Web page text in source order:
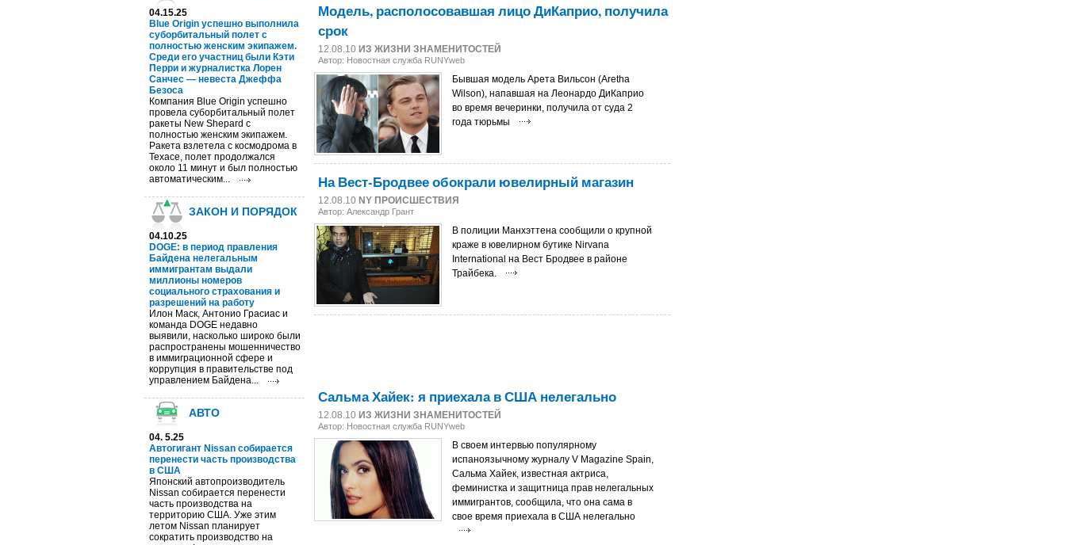
04.15.25
Blue Origin успешно выполнила
суборбитальный полет с
полностью женским экипажем.
Среди его участниц были Кэти
Перри и журналистка Лорен
Санчес — невеста Джеффа
Безоса
Компания Blue Origin успешно
провела суборбитальный полет
ракеты New Shepard с
полностью женским экипажем.
Ракета взлетела с космодрома в
Техасе, полет продолжался
около 11 минут и был полностью
автоматическим...
ЗАКОН И ПОРЯДОК
04.10.25
DOGE: в период правления
Байдена нелегальным
иммигрантам выдали
миллионы номеров
социального страхования и
разрешений на работу
Илон Маск, Антонио Грасиас и
команда DOGE недавно
выявили, насколько широко были
распространены мошенничество
в иммиграционной сфере и
коррупция в правительстве под
управлением Байдена...
АВТО
04. 5.25
Автогигант Nissan собирается
перенести часть производства
в США
Японский автопроизводитель
Nissan собирается перенести
часть производства на
территорию США. Уже этим
летом Nissan планирует
сократить производство на
Модель, располосовавшая лицо ДиКаприо, получила
срок
12.08.10 ИЗ ЖИЗНИ ЗНАМЕНИТОСТЕЙ
Автор: Новостная служба RUNYweb
Бывшая модель Арета Вильсон (Aretha
Wilson), напавшая на Леонардо ДиКаприо
во время вечеринки, получила от суда 2
года тюрьмы
На Вест-Бродвее обокрали ювелирный магазин
12.08.10 NY ПРОИСШЕСТВИЯ
Автор: Александр Грант
В полиции Манхэттена сообщили о крупной
краже в ювелирном бутике Nirvana
International на Вест Бродвее в районе
Трайбека.
Сальма Хайек: я приехала в США нелегально
12.08.10 ИЗ ЖИЗНИ ЗНАМЕНИТОСТЕЙ
Автор: Новостная служба RUNYweb
В своем интервью популярному
испаноязычному журналу V Magazine Spain,
Сальма Хайек, известная актриса,
феминистка и защитница прав нелегальных
иммигрантов, сообщила, что она сама в
свое время приехала в США нелегально